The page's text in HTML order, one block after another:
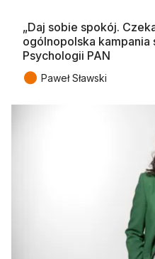
„Daj sobie spokój.
ogólnopolska kampania
Psychologii PAN
● Paweł Sławski